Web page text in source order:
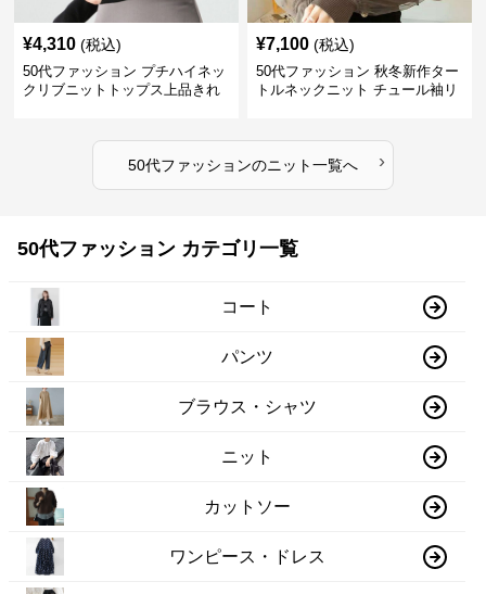
¥4,310 (税込)
50代ファッション プチハイネッ
クリブニットトップス上品きれ
¥7,100 (税込)
50代ファッション 秋冬新作ター
トルネックニット チュール袖リ
50代ファッションのニット一覧へ ›
50代ファッション カテゴリ一覧
コート
パンツ
ブラウス・シャツ
ニット
カットソー
ワンピース・ドレス